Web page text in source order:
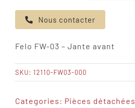
de
Felo
03
-
Jante
Nous contacter
Felo FW-03 – Jante avant
SKU: 12110-FW03-000
Categories: Pièces détachées